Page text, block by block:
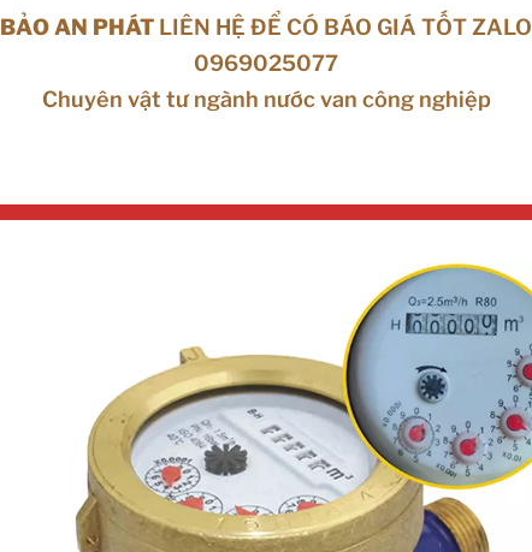
BẢO AN PHÁT LIÊN HỆ ĐỂ CÓ BÁO GIÁ TỐT ZALO
0969025077
Chuyên vật tư ngành nước van công nghiệp